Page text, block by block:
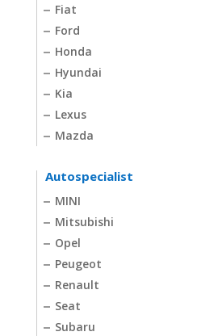
Fiat
Ford
Honda
Hyundai
Kia
Lexus
Mazda
Autospecialist
MINI
Mitsubishi
Opel
Peugeot
Renault
Seat
Subaru